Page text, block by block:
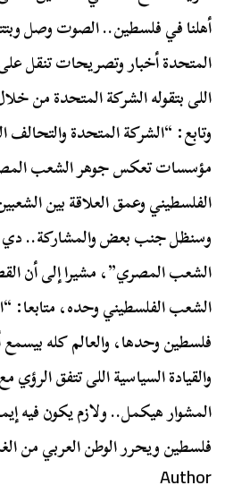
أهلنا في فلسطين.. الصوت وصل
المتحدة أخبار وتصريحات تنقل
اللى بتقوله الشركة المتحدة من
وتابع: “الشركة المتحدة والتحالف
مؤسسات تعكس جوهر الشعب
الفلسطيني وعمق العلاقة بين
وسنظل جنب بعض والمشاركة..
الشعب المصري”، مشيرا إلى أن
الشعب الفلسطيني وحده، متابعا:
فلسطين وحدها، والعالم كله
والقيادة السياسية اللى تتفق
المشوار هيكمل.. ولازم يكون فيه
فلسطين ويحرر الوطن العربي من
Author